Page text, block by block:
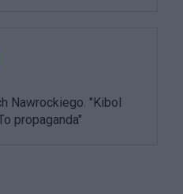
Nawrockiego. "Kibol
propaganda"